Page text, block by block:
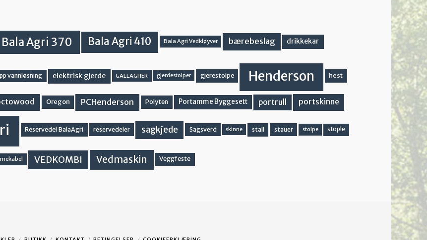
Bala Agri 370 Bala Agri 410 Bala Agri Vedkløyver bærebeslag drikkekar
vannløsning elektrisk gjerde GALLAGHER gjerdestolper gjerestolpe Henderson hest
Oregon PCHenderson Polyten Portamme Byggesett portrull portskinne
Reservedel BalaAgri reservedeler sagkjede Sagsverd skinne stall stauer stolpe stople
VEDKOMBI Vedmaskin Veggfeste